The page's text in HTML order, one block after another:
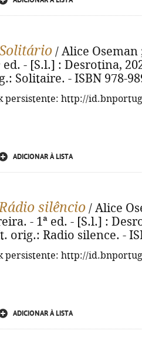
/ Alice
ed. - [S.l.] : Desrotina,
Solitaire. - ISBN 978-
persistente: http://
ADICIONAR À LISTA
Rádio silêncio / Alice
- 1ª ed. - [S.l.] :
orig.: Radio silence. -
persistente: http://
ADICIONAR À LISTA